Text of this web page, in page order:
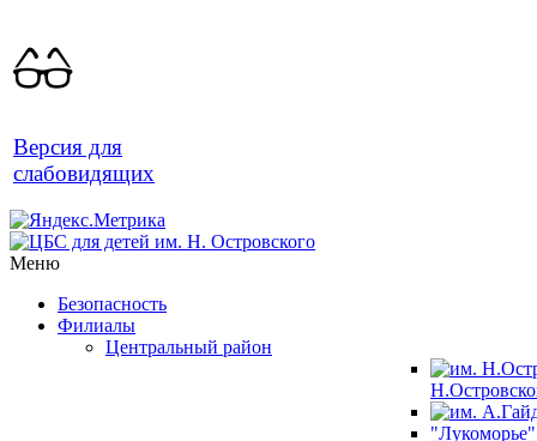
Версия для
слабовидящих
Меню
Безопасность
Филиалы
Центральный район
"Лукоморье"